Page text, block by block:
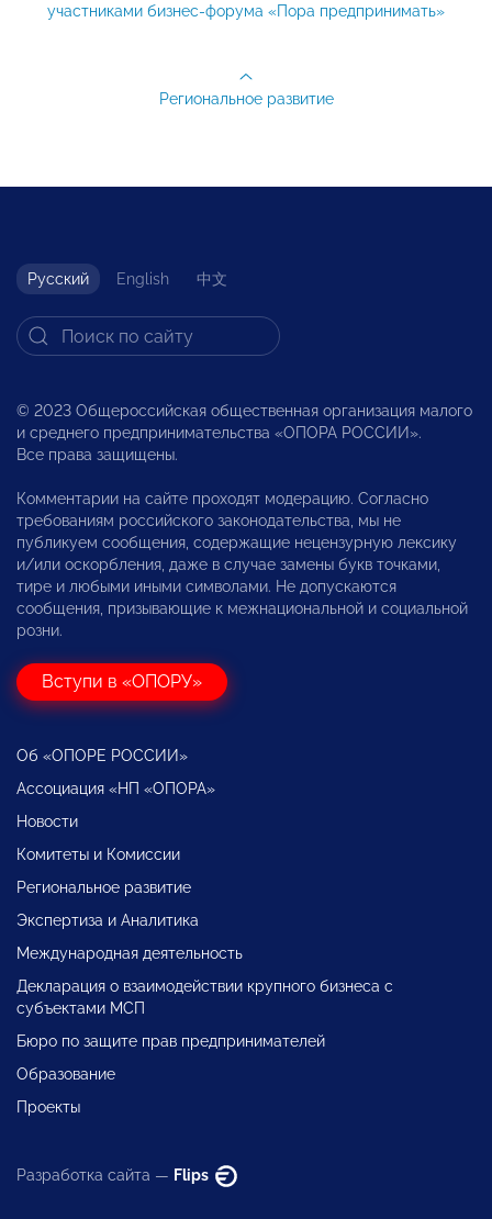
участниками бизнес-форума «Пора предпринимать»
Региональное развитие
Русский English 中文
© 2023 Общероссийская общественная организация малого
и среднего предпринимательства «ОПОРА РОССИИ».
Все права защищены.
Комментарии на сайте проходят модерацию. Согласно
требованиям российского законодательства, мы не
публикуем сообщения, содержащие нецензурную лексику
и/или оскорбления, даже в случае замены букв точками,
тире и любыми иными символами. Не допускаются
сообщения, призывающие к межнациональной и социальной
розни.
Вступи в «ОПОРУ»
Об «ОПОРЕ РОССИИ»
Ассоциация «НП «ОПОРА»
Новости
Комитеты и Комиссии
Региональное развитие
Экспертиза и Аналитика
Международная деятельность
Декларация о взаимодействии крупного бизнеса с
субъектами МСП
Бюро по защите прав предпринимателей
Образование
Проекты
Разработка сайта — Flips